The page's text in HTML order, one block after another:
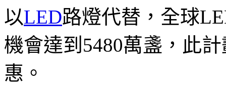
以LED路燈代替，全球
機會達到5480萬盞，此
惠。